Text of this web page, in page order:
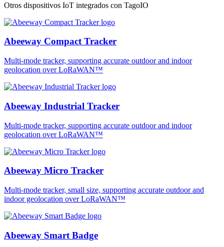
Otros dispositivos IoT integrados con TagoIO
Abeeway Compact Tracker
Multi-mode tracker, supporting accurate outdoor and indoor
geolocation over LoRaWAN™
Abeeway Industrial Tracker
Multi-mode tracker, supporting accurate outdoor and indoor
geolocation over LoRaWAN™
Abeeway Micro Tracker
Multi-mode tracker, small size, supporting accurate outdoor and
indoor geolocation over LoRaWAN™
Abeeway Smart Badge